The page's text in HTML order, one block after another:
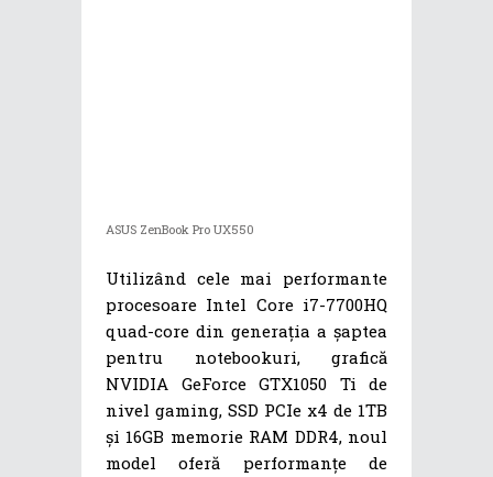
ASUS ZenBook Pro UX550
Utilizând cele mai performante
procesoare Intel Core i7-7700HQ
quad-core din generația a șaptea
pentru notebookuri, grafică
NVIDIA GeForce GTX1050 Ti de
nivel gaming, SSD PCIe x4 de 1TB
și 16GB memorie RAM DDR4, noul
model oferă performanțe de